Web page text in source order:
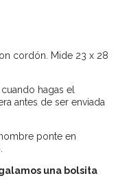
cordón. Mide 23 x 28
hagas el
antes de ser enviada
ponte en
una bolsita